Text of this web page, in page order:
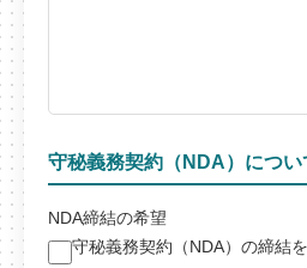
守秘義務契約（NDA）につい
NDA締結の希望
守秘義務契約（NDA）の締結